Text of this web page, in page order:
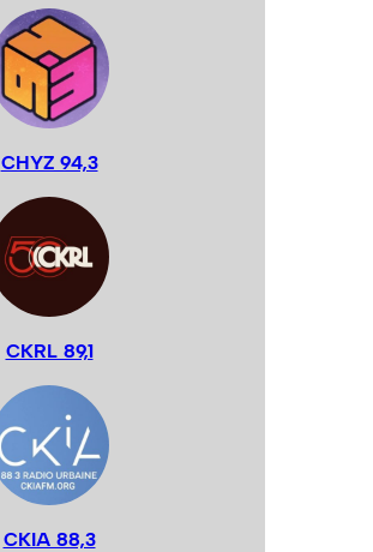
CHYZ 94,3
CKRL 89,1
CKIA 88,3